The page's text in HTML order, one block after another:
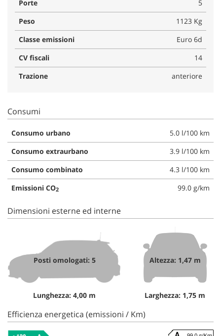
Porte
5
Peso
1123 Kg
Classe emissioni
Euro 6d
CV fiscali
14
Trazione
anteriore
Consumi
Consumo urbano
5.0 l/100 km
Consumo extraurbano
3.9 l/100 km
Consumo combinato
4.3 l/100 km
Emissioni CO2 99.0 g/km
Dimensioni esterne ed interne
Posti omologati: 5
Lunghezza: 4,00 m
Altezza: 1,47 m
Larghezza: 1,75 m
Efficienza energetica (emissioni / Km)